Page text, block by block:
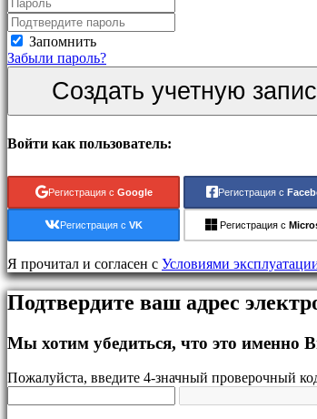
Имитационные
игры
Головоломка
Демо
Сообщество
Геймплей
Внутриигровые
События
Hовости
Pуководство
Форум
IDC
Gifts
Plays
FAQ
Запомнить
Забыли пароль?
Создать учетную
Войти как пользователь:
Регистрация с Google Регистрация с
Регистрация с VK Регистрация с
Я прочитал и согласен с Условиями
Подтвердите ваш адрес
Мы хотим убедиться, что это именно
Пожалуйста, введите 4-значный проверочный